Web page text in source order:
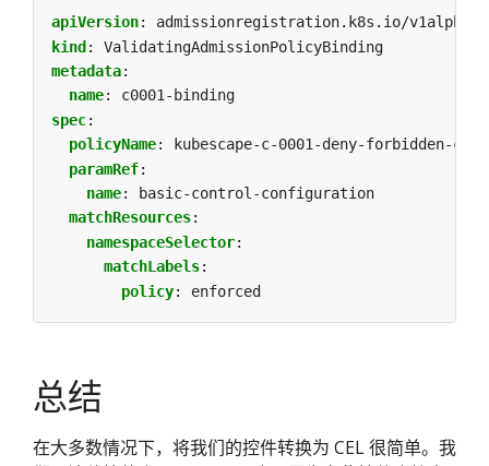
apiVersion:
admissionregistration.k8s.io/v1alpha1
kind :
ValidatingAdmissionPolicyBinding
metadata:
name:
c0001-binding
spec:
policyName:
kubescape-c-0001-deny-forbidden-
paramRef:
name:
basic-control-configuration
matchResources:
namespaceSelector:
matchLabels:
policy: enforced
总结
在大多数情况下，将我们的控件转换为 CEL 很简单。我